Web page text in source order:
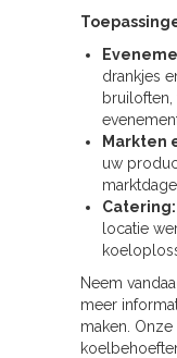
drankjes
bruiloften,
Markten
uw
Catering:
locatie
Neem
meer
maken.